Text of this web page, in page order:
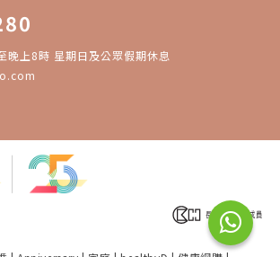
晚上8時 星期日及公眾假期休息